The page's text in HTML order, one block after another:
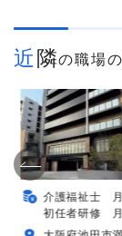
近隣の職場
介護福祉士 月
初任者研修